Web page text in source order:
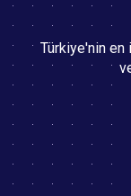
Türkiye'nin